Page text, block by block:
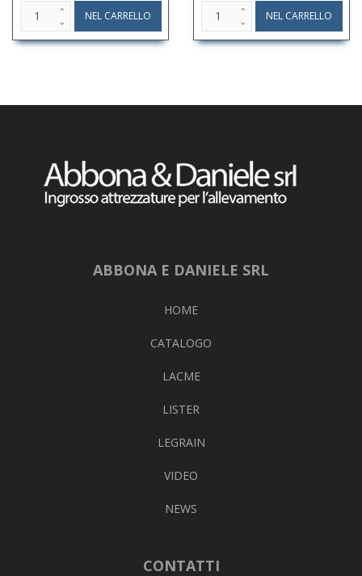
ABBONA E DANIELE SRL
HOME
CATALOGO
LACME
LISTER
LEGRAIN
VIDEO
NEWS
CONTATTI